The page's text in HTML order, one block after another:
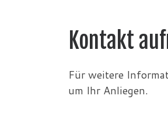
Kontakt
Für weitere
um Ihr Anliegen.